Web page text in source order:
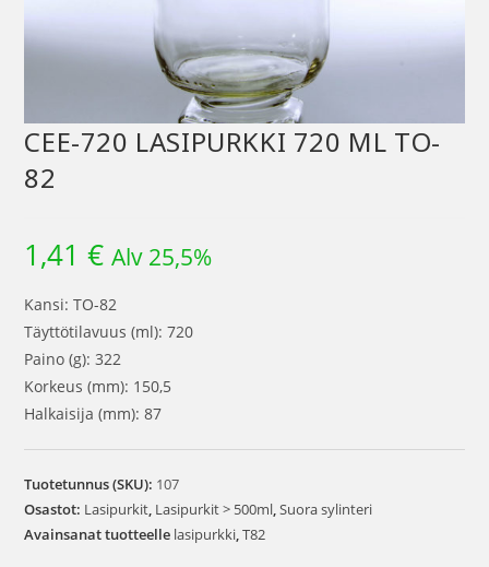
CEE-720 LASIPURKKI 720 ML TO-
82
1,41€ Alv 25,5%
Kansi: TO-82
Täyttötilavuus (ml): 720
Paino (g): 322
Korkeus (mm): 150,5
Halkaisija (mm): 87
Tuotetunnus (SKU): 107
Osastot: Lasipurkit, Lasipurkit > 500ml,Suora sylinteri
Avainsanat tuotteelle lasipurkki,T82